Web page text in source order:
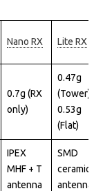
Nano RX Lite RX
0.7g (RX
only)
0.47g
(Tower),
0.53g
(Flat)
IPEX
MHF + T
antenna
SMD
ceramic
antenna